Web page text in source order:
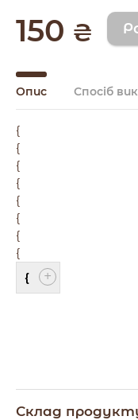
150 ₴
Опис Спосіб
{
{
{
{
{
{
{
{
{
Склад